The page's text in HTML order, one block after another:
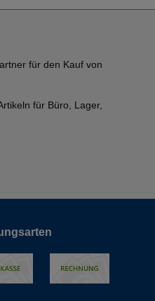
für den Kauf von
für Büro, Lager,